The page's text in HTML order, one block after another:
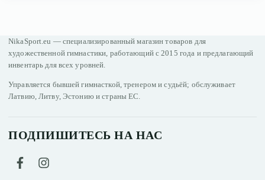
NikaSport.eu — специализированный магазин товаров для
художественной гимнастики, работающий с 2015 года и предлагающий
инвентарь для всех уровней.
Управляется бывшей гимнасткой, тренером и судьёй; обслуживает
Латвию, Литву, Эстонию и страны ЕС.
ПОДПИШИТЕСЬ НА НАС